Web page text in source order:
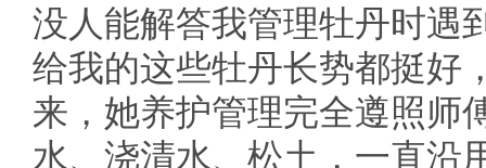
没人能解答我管理牡丹时遇
给我的这些牡丹长势都挺好
来，她养护管理完全遵照师
水、浇清水、松土，一直沿